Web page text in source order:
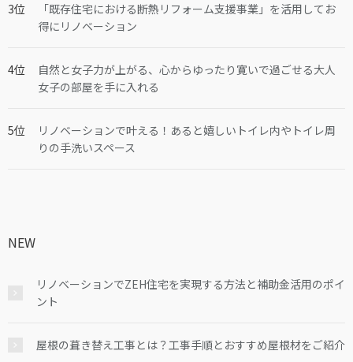
「既存住宅における断熱リフォーム支援事業」を活用してお
得にリノベーション
自然と女子力が上がる、心からゆったり寛いで過ごせる大人
女子の部屋を手に入れる
リノベーションで叶える！あると嬉しいトイレ内やトイレ周
りの手洗いスペース
NEW
リノベーションでZEH住宅を実現する方法と補助金活用のポイ
ント
屋根の葺き替え工事とは？工事手順とおすすめ屋根材をご紹介